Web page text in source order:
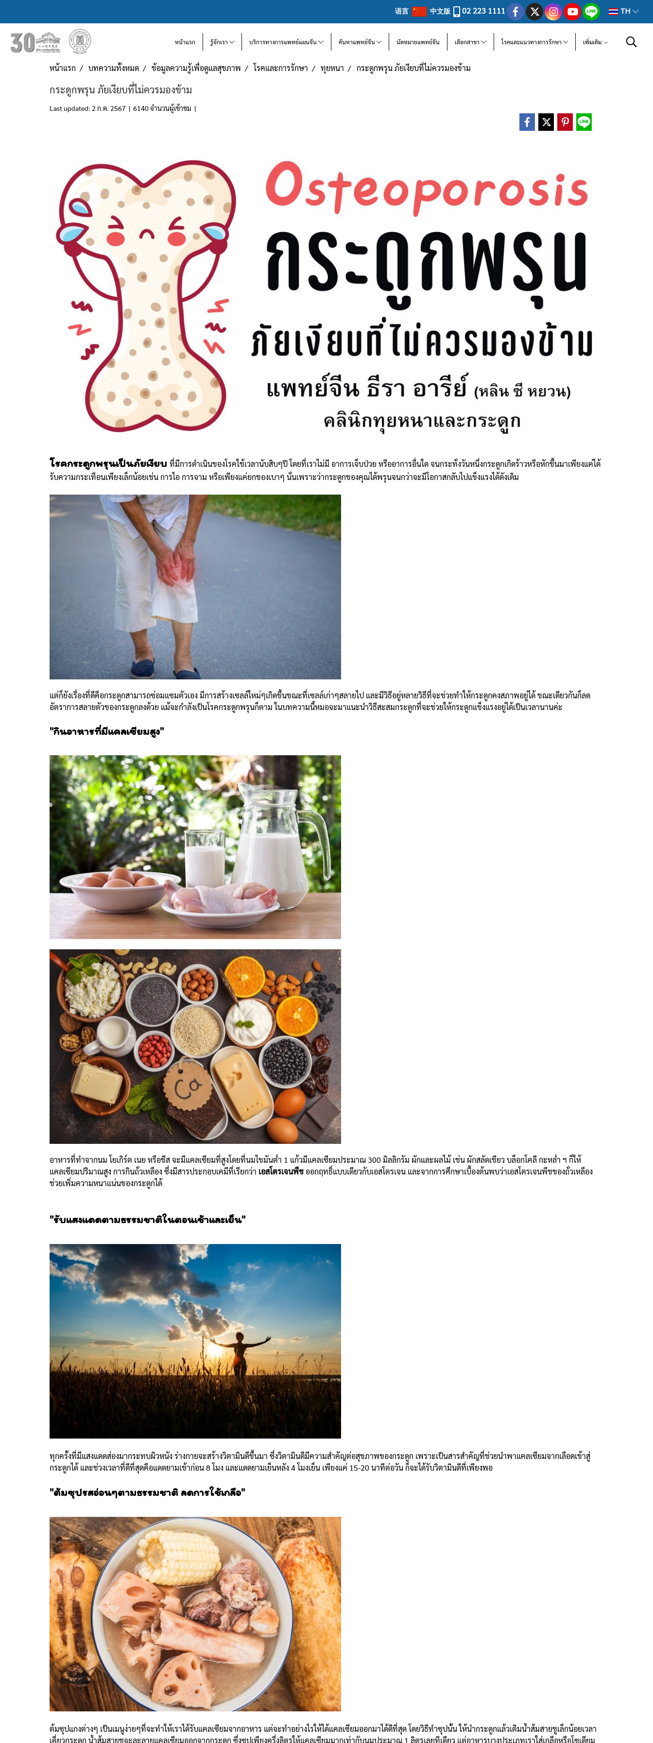
语言 中文版 02 223 1111 TH
หน้าแรก รู้จักเรา บริการทางการแพทย์แผนจีน ค้นหาแพทย์จีน นัดหมายแพทย์จีน เลือกสาขา โรคและแนวทางการรักษา เพิ่มเติม
หน้าแรก บทความทั้งหมด ข้อมูลความรู้เพื่อดูแลสุขภาพ โรคและการรักษา ทุยหนา กระดูกพรุน ภัยเงียบที่ไม่ควรมองข้าม
กระดูกพรุน ภัยเงียบที่ไม่ควรมองข้าม
Last updated: 2 ก.ค. 2567 | 6140 จำนวนผู้เข้าชม |
โรคกระดูกพรุนเป็นภัยเงียบ ที่มีการดำเนินของโรคใช้เวลานับสิบๆปี โดยที่เราไม่มี อาการเจ็บป่วย หรืออาการอื่นใด จนกระทั่งวันหนึ่งกระดูกเกิดร้าวหรือหักขึ้นมาเพียงแค่ได้
รับความกระเทือนเพียงเล็กน้อยเช่น การไอ การจาม หรือเพียงแค่ยกของเบาๆ นั่นเพราะว่ากระดูกของคุณได้พรุนจนกว่าจะมีโอกาสกลับไปแข็งแรงได้ดังเดิม
แต่ก็ยังเรื่องที่ดีคือกระดูกสามารถซ่อมแซมตัวเอง มีการสร้างเซลล์ใหม่ๆเกิดขึ้นขณะที่เซลล์เก่าๆสลายไป และมีวิธีอยู่หลายวิธีที่จะช่วยทำให้กระดูกคงสภาพอยู่ได้ ขณะเดียวกันก็ลด
อัตราการสลายตัวของกระดูกลงด้วย แม้จะกำลังเป็นโรคกระดูกพรุนก็ตาม ในบทความนี้หมอจะมาแนะนำวิธีสะสมกระดูกที่จะช่วยให้กระดูกแข็งแรงอยู่ได้เป็นเวลานานค่ะ
"กินอาหารที่มีแคลเซียมสูง"
อาหารที่ทำจากนม โยเกิร์ต เนย หรือชีส จะมีแคลเซียมที่สูงโดยที่นมไขมันต่ำ 1 แก้วมีแคลเซียมประมาณ 300 มิลลิกรัม ผักและผลไม้ เช่น ผักสลัดเขียว บล็อกโคลี กะหล่ำ ฯ ก็ให้
แคลเซียมปริมาณสูง การกินถั่วเหลือง ซึ่งมีสารประกอบเคมีที่เรียกว่า เอสโตรเจนพืชออกฤทธิ์แบบเดียวกับเอสโตรเจน และจากการศึกษาเบื้องต้นพบว่าเอสโตรเจนพืชของถั่วเหลือง
ช่วยเพิ่มความหนาแน่นของกระดูกได้
"รับแสงแดดตามธรรมชาติในตอนเช้าและเย็น"
ทุกครั้งที่มีแสงแดดส่องมากระทบผิวหนัง ร่างกายจะสร้างวิตามินดีขึ้นมา ซึ่งวิตามินดีมีความสำคัญต่อสุขภาพของกระดูก เพราะเป็นสารสำคัญที่ช่วยนำพาแคลเซียมจากเลือดเข้าสู่
กระดูกได้ และช่วงเวลาที่ดีที่สุดคือแดดยามเช้าก่อน 8 โมง และแดดยามเย็นหลัง 4 โมงเย็น เพียงแค่ 15-20 นาทีต่อวัน ก็จะได้รับวิตามินดีที่เพียงพอ
"ต้มซุปรสอ่อนๆตามธรรมชาติ ลดการใช้เกลือ"
ต้มซุปแกงต่างๆ เป็นเมนูง่ายๆที่จะทำให้เราได้รับแคลเซียมจากอาหาร แต่จะทำอย่างไรให้ได้แคลเซียมออกมาได้ดีที่สุด โดยวิธีทำซุปนั้น ให้นำกระดูกแล้วเติมน้ำส้มสายชูเล็กน้อยเวลา
เคี่ยวกระดูก น้ำส้มสายชูจะละลายแคลเซียมออกจากกระดูก ซึ่งซุปเพียงครึ่งลิตรให้แคลเซียมมากเท่ากับนมประมาณ 1 ลิตรเลยทีเดียว แต่อาหารบางประเภทเราใส่เกลือหรือโซเดียม